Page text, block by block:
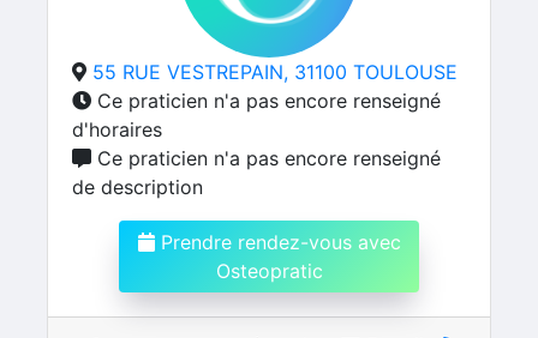
55 RUE VESTREPAIN, 31100 TOULOUSE
Ce praticien n'a pas encore renseigné
d'horaires
Ce praticien n'a pas encore renseigné
de description
Prendre rendez-vous avec
Osteopratic